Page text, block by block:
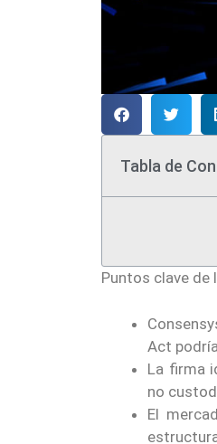
Tabla de
Puntos clave de
Act
La firma
no
El